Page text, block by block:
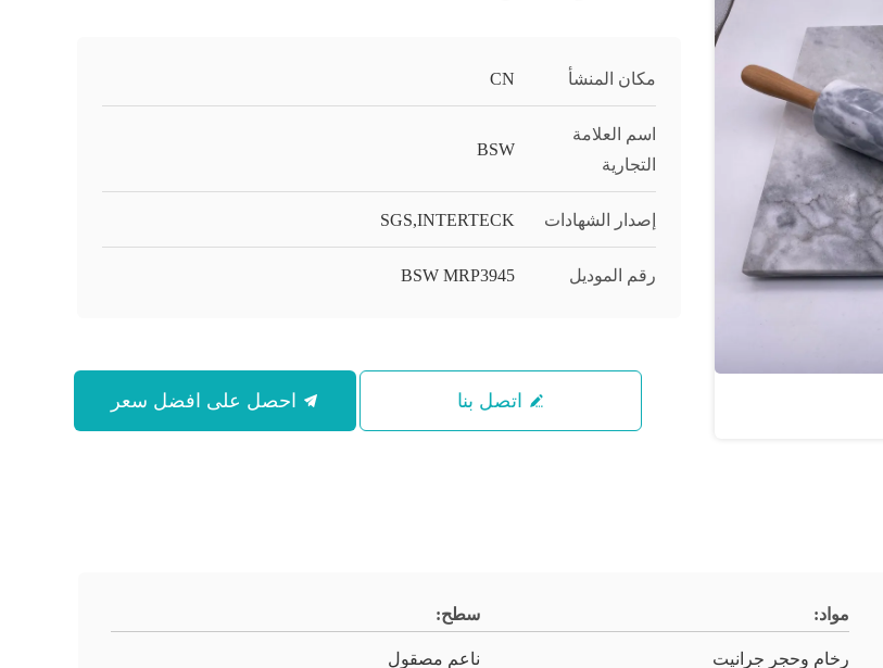
مكان المنشأ CN
اسم العلامة
التجارية
BSW
إصدار الشهادات SGS,INTERTECK
رقم الموديل BSW MRP3945
اتصل بنا
مواد:
رخام وحجر جرانيت
سطح:
ناعم مصقول